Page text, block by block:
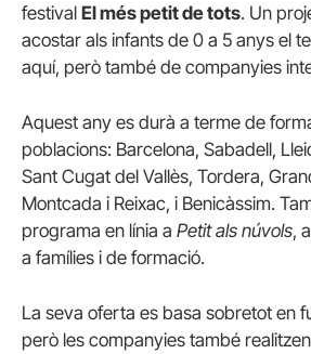
festival El més petit de tots. Un
acostar als infants de 0 a 5 anys el
aquí, però també de companyies
Aquest any es durà a terme de forma
poblacions: Barcelona, Sabadell,
Sant Cugat del Vallès, Tordera,
Montcada i Reixac, i Benicàssim.
programa en línia a Petit als núvols,
a famílies i de formació.
La seva oferta es basa sobretot en
però les companyies també